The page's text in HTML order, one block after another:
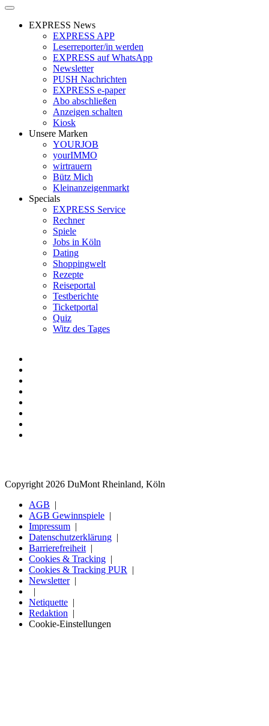
EXPRESS News
EXPRESS APP
Leserreporter/in werden
EXPRESS auf WhatsApp
Newsletter
PUSH Nachrichten
EXPRESS e-paper
Abo abschließen
Anzeigen schalten
Kiosk
Unsere Marken
YOURJOB
yourIMMO
wirtrauern
Bütz Mich
Kleinanzeigenmarkt
Specials
EXPRESS Service
Rechner
Spiele
Jobs in Köln
Dating
Shoppingwelt
Rezepte
Reiseportal
Testberichte
Ticketportal
Quiz
Witz des Tages
Copyright 2026 DuMont Rheinland, Köln
AGB
AGB Gewinnspiele
Impressum
Datenschutzerklärung
Barrierefreiheit
Cookies & Tracking
Cookies & Tracking PUR
Newsletter
Netiquette
Redaktion
Cookie-Einstellungen